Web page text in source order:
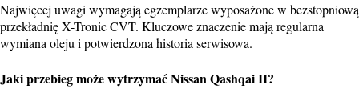
Najwięcej uwagi wymagają egzemplarze wyposażone w bezstopniową
przekładnię X-Tronic CVT. Kluczowe znaczenie mają regularna
wymiana oleju i potwierdzona historia serwisowa.
Jaki przebieg może wytrzymać Nissan Qashqai II?